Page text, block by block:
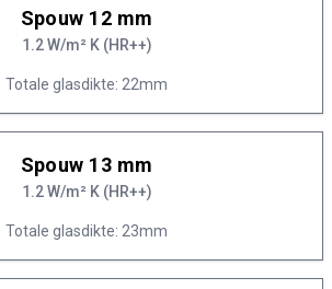
Spouw 12 mm
1.2 W/m² K (HR++)
Totale glasdikte: 22mm
Spouw 13 mm
1.2 W/m² K (HR++)
Totale glasdikte: 23mm